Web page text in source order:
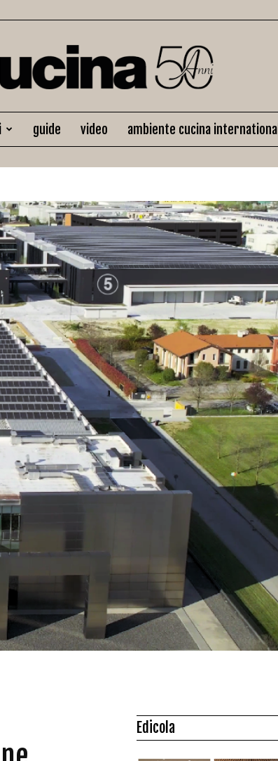
guide video ambiente cucina international
Edicola